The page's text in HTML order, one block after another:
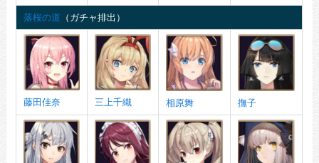
落桜の道 （ガチャ排出）
藤田佳奈 三上千織 相原舞 撫子